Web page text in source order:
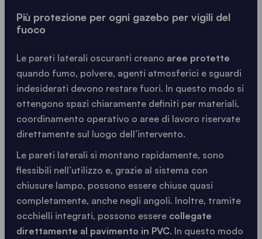
Più protezione per ogni gazebo per vigili del
fuoco
Le pareti laterali oscuranti creano aree protette
quando fumo, polvere, agenti atmosferici e sguardi
indesiderati devono restare fuori. In questo modo si
ottengono spazi chiaramente definiti per materiali,
coordinamento operativo o aree di lavoro riservate
direttamente sul luogo dell’intervento.
Le pareti laterali si montano rapidamente, sono
flessibili nell’utilizzo e, grazie al sistema con
chiusure lampo, possono essere chiuse quasi
completamente, anche negli angoli. Inoltre, tramite
occhielli integrati, possono essere collegate
direttamente al pavimento in PVC. In questo modo